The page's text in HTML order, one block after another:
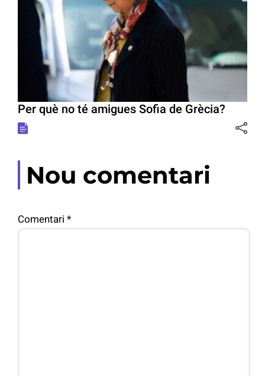
Per què no té amigues Sofia de Grècia?
Nou comentari
Comentari *